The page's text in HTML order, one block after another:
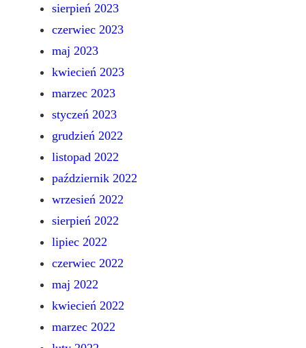
sierpień 2023
czerwiec 2023
maj 2023
kwiecień 2023
marzec 2023
styczeń 2023
grudzień 2022
listopad 2022
październik 2022
wrzesień 2022
sierpień 2022
lipiec 2022
czerwiec 2022
maj 2022
kwiecień 2022
marzec 2022